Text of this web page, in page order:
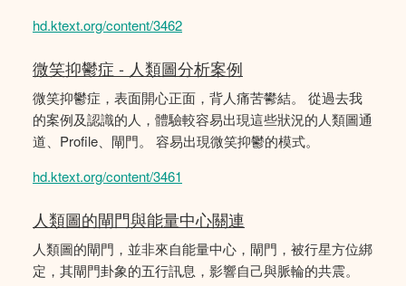
hd.ktext.org/content/3462
微笑抑鬱症 - 人類圖分析案例
微笑抑鬱症，表面開心正面，背人痛苦鬰結。 從過去我
的案例及認識的人，體驗較容易出現這些狀況的人類圖通
道、Profile、閘門。 容易出現微笑抑鬱的模式。
hd.ktext.org/content/3461
人類圖的閘門與能量中心關連
人類圖的閘門，並非來自能量中心，閘門，被行星方位綁
定，其閘門卦象的五行訊息，影響自己與脈輪的共震。